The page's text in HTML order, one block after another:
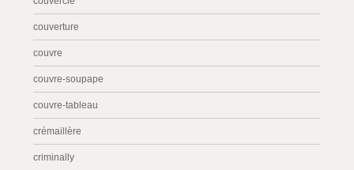
couverture
couvre
couvre-soupape
couvre-tableau
crémaillère
criminally